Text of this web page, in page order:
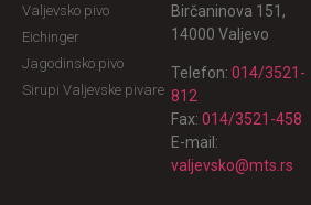
Valjevsko pivo
Eichinger
Jagodinsko pivo
Sirupi Valjevske pivare
Birčaninova 151,
14000 Valjevo
Telefon: 014/3521-
812
Fax: 014/3521-458
E-mail:
valjevsko@mts.rs